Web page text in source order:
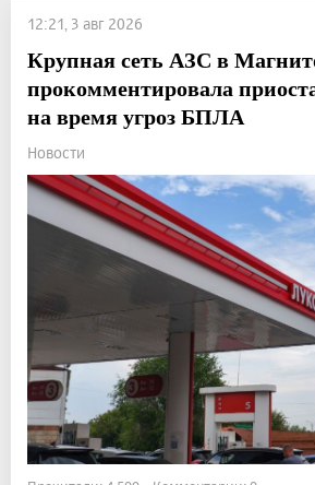
12:21, 3 авг 2026
Крупная сеть АЗС в
прокомментировала
на время угроз БПЛА
Новости